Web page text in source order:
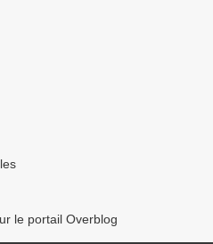
le portail Overblog